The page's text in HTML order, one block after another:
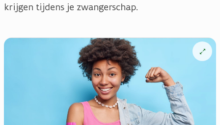
krijgen tijdens je zwangerschap.
Open
vergrote